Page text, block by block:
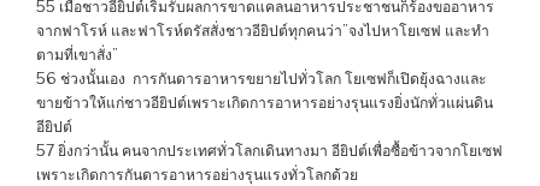
55 เมื่อชาวอียิปต์เริ่มรับผลการขาดแคลนอาหารประชาชนก็ร้องขออาหาร
จากฟาโรห์ และฟาโรห์ตรัสสั่งชาวอียิปต์ทุกคนว่า”จงไปหาโยเซฟ และทำ
ตามที่เขาสั่ง”
56 ช่วงนั้นเอง การกันดารอาหารขยายไปทั่วโลก โยเซฟก็เปิดยุ้งฉางและ
ขายข้าวให้แก่ชาวอียิปต์เพราะเกิดการอาหารอย่างรุนแรงยิ่งนักทั่วแผ่นดิน
อียิปต์
57 ยิ่งกว่านั้น คนจากประเทศทั่วโลกเดินทางมา อียิปต์เพื่อซื้อข้าวจากโยเซฟ
เพราะเกิดการกันดารอาหารอย่างรุนแรงทั่วโลกด้วย